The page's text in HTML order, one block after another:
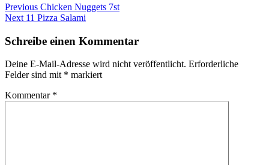
Beitragsnavigation
Previous Previous
post:
Chicken Nuggets 7st
Next Next
11 Pizza Salami
Schreibe einen Kommentar
Deine E-Mail-Adresse wird nicht veröffentlicht. Erforderliche
Felder sind mit * markiert
Kommentar *